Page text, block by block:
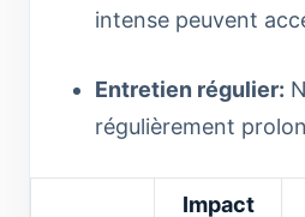
intense peuvent
Entretien régulier:
régulièrement
Impact